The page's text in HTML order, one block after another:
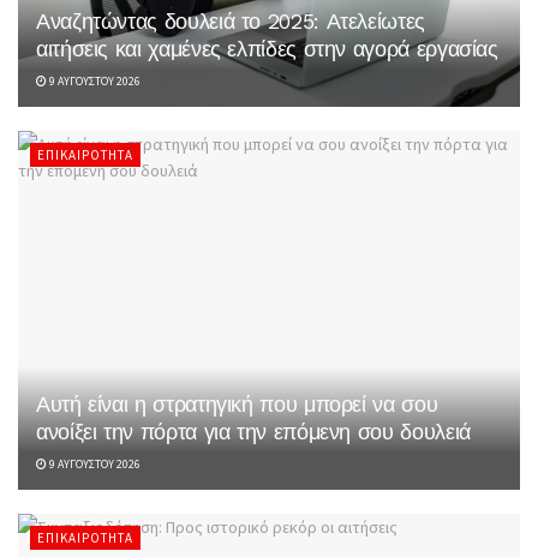
Αναζητώντας δουλειά το 2025: Ατελείωτες
αιτήσεις και χαμένες ελπίδες στην αγορά εργασίας
9 ΑΥΓΟΎΣΤΟΥ 2026
ΕΠΙΚΑΙΡΌΤΗΤΑ
Αυτή είναι η στρατηγική που μπορεί να σου
ανοίξει την πόρτα για την επόμενη σου δουλειά
9 ΑΥΓΟΎΣΤΟΥ 2026
ΕΠΙΚΑΙΡΌΤΗΤΑ